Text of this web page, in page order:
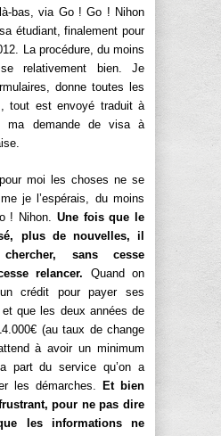
bas, via Go ! Go ! Nihon
étudiant, finalement pour
La procédure, du moins
relativement bien. Je
donne toutes les
tout est envoyé traduit à
ma demande de visa à
moi les choses ne se
je l’espérais, du moins
! Nihon. Une fois que le
plus de nouvelles, il
sans cesse
relancer. Quand on
crédit pour payer ses
que les deux années de
(au taux de change
à avoir un minimum
part du service qu’on a
les démarches.
Et bien
pour ne pas dire
les informations ne